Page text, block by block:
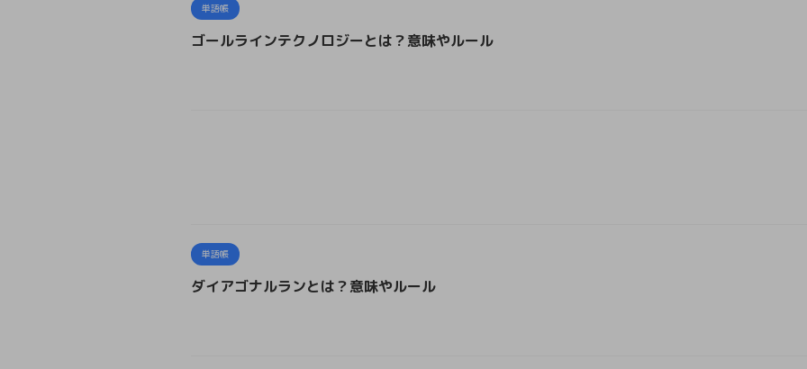
単語帳
ゴールラインテクノロジーとは？意味やルール
単語帳
ダイアゴナルランとは？意味やルール